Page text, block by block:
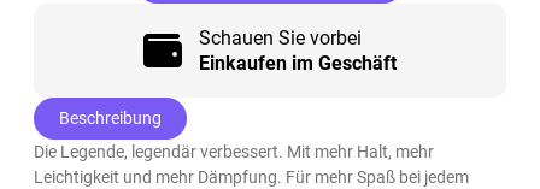
Schauen Sie vorbei
Einkaufen im Geschäft
Beschreibung
Die Legende, legendär verbessert. Mit mehr Halt, mehr
Leichtigkeit und mehr Dämpfung. Für mehr Spaß bei jedem